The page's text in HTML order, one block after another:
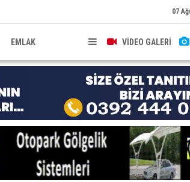
07
VİDEO GALERİ
EMLAK